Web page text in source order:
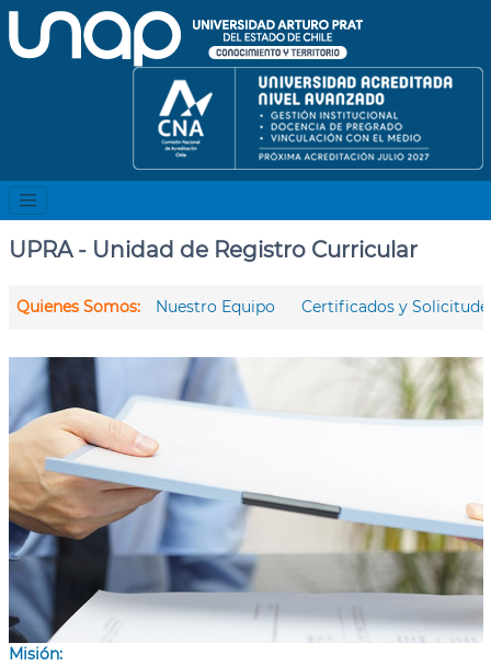
UPRA - Unidad de Registro Curricular
Quienes Somos: Nuestro Equipo Certificados y
Misión: